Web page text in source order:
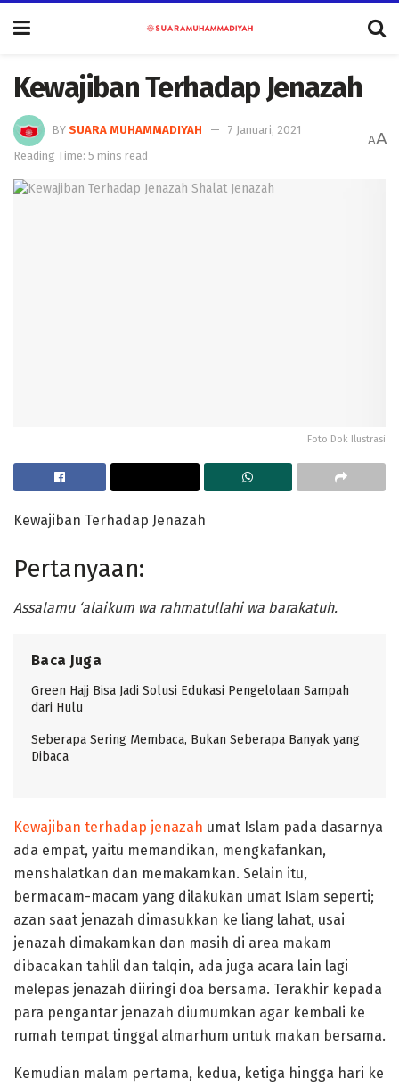
Kewajiban Terhadap Jenazah
BY SUARA MUHAMMADIYAH
7 Januari, 2021
Reading Time: 5 mins read
AA
Foto Dok Ilustrasi
Kewajiban Terhadap Jenazah
Pertanyaan:
Assalamu ‘alaikum wa rahmatullahi wa barakatuh.
Baca Juga
Green Hajj Bisa Jadi Solusi Edukasi Pengelolaan Sampah
dari Hulu
Seberapa Sering Membaca, Bukan Seberapa Banyak yang
Dibaca
Kewajiban terhadap jenazah umat Islam pada dasarnya
ada empat, yaitu memandikan, mengkafankan,
menshalatkan dan memakamkan. Selain itu,
bermacam-macam yang dilakukan umat Islam seperti;
azan saat jenazah dimasukkan ke liang lahat, usai
jenazah dimakamkan dan masih di area makam
dibacakan tahlil dan talqin, ada juga acara lain lagi
melepas jenazah diiringi doa bersama. Terakhir kepada
para pengantar jenazah diumumkan agar kembali ke
rumah tempat tinggal almarhum untuk makan bersama.
Kemudian malam pertama, kedua, ketiga hingga hari ke